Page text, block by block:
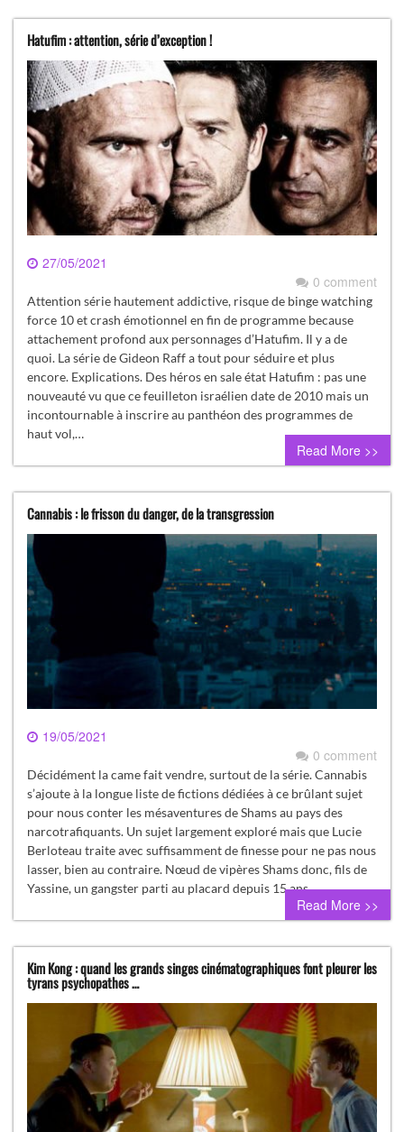
Hatufim : attention, série d’exception !
27/05/2021
0 comment
Attention série hautement addictive, risque de binge watching
force 10 et crash émotionnel en fin de programme because
attachement profond aux personnages d’Hatufim. Il y a de
quoi. La série de Gideon Raff a tout pour séduire et plus
encore. Explications. Des héros en sale état Hatufim : pas une
nouveauté vu que ce feuilleton israélien date de 2010 mais un
incontournable à inscrire au panthéon des programmes de
haut vol,…
Read More >>
Cannabis : le frisson du danger, de la transgression
19/05/2021
0 comment
Décidément la came fait vendre, surtout de la série. Cannabis
s’ajoute à la longue liste de fictions dédiées à ce brûlant sujet
pour nous conter les mésaventures de Shams au pays des
narcotrafiquants. Un sujet largement exploré mais que Lucie
Berloteau traite avec suffisamment de finesse pour ne pas nous
lasser, bien au contraire. Nœud de vipères Shams donc, fils de
Yassine, un gangster parti au placard depuis 15 ans…
Read More >>
Kim Kong : quand les grands singes cinématographiques font pleurer les
tyrans psychopathes …